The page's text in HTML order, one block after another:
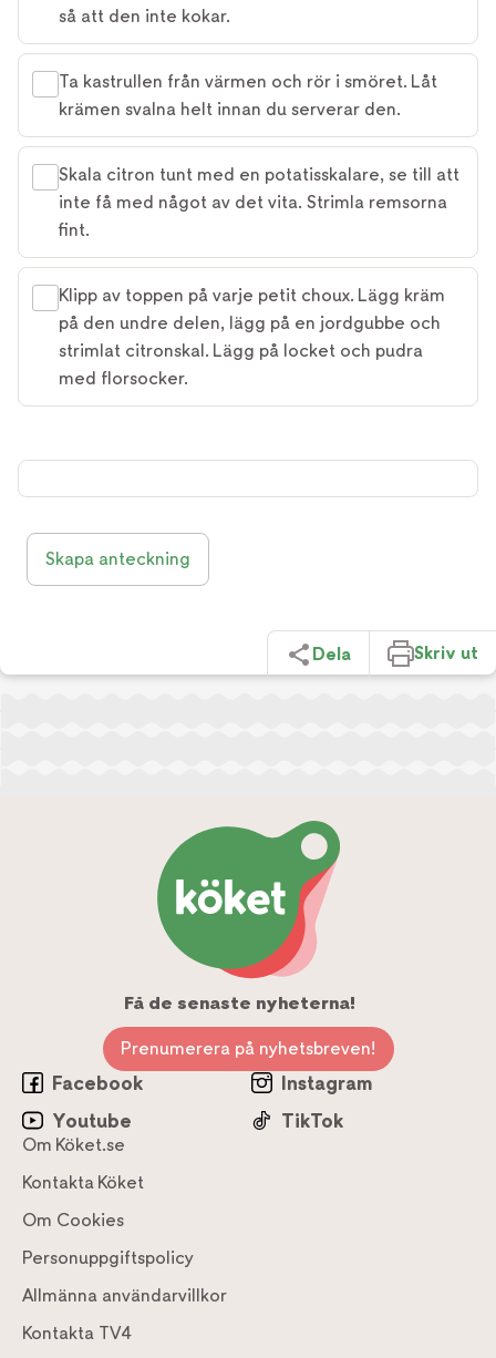
så att den inte kokar.
Ta kastrullen från värmen och rör i smöret. Låt
krämen svalna helt innan du serverar den.
Skala citron tunt med en potatisskalare, se till att
inte få med något av det vita. Strimla remsorna
fint.
Klipp av toppen på varje petit choux. Lägg kräm
på den undre delen, lägg på en jordgubbe och
strimlat citronskal. Lägg på locket och pudra
med florsocker.
Skapa anteckning
Dela Skriv ut
Få de senaste nyheterna!
Prenumerera på nyhetsbreven!
Facebook
Instagram
Youtube
TikTok
Om Köket.se
Kontakta Köket
Om Cookies
Personuppgiftspolicy
Allmänna användarvillkor
Kontakta TV4